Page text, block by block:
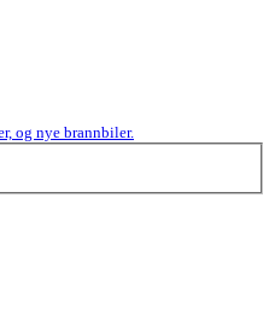
og nye brannbiler.